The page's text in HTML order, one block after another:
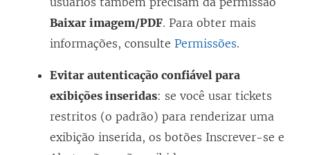
Baixar imagem/PDF. Para obter mais
informações, consulte Permissões.
Evitar autenticação confiável para
exibições inseridas: se você usar tickets
restritos (o padrão) para renderizar uma
exibição inserida, os botões Inscrever-se e